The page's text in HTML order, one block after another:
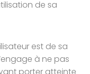
de sa
est de sa
à ne pas